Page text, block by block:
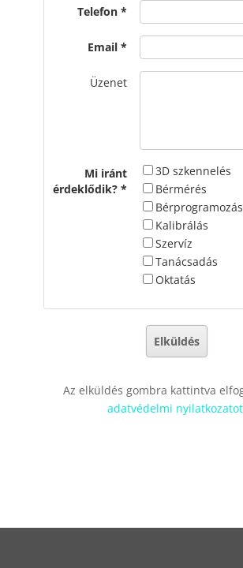
Telefon
Email
Üzenet
Mi iránt
érdeklődik?
3D szkennelés
Bérmérés
Bérprogramozás
Kalibrálás
Szervíz
Tanácsadás
Oktatás
Az elküldés gombra kattintva
adatvédelmi nyilatkozatot